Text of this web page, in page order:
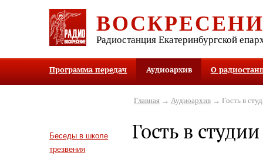
Радиостанция Екатеринбургской
Программа передач Аудиоархив О
Беседы в школе
трезвения
Главная→ Аудиоархив→ Гость в
Гость в студии